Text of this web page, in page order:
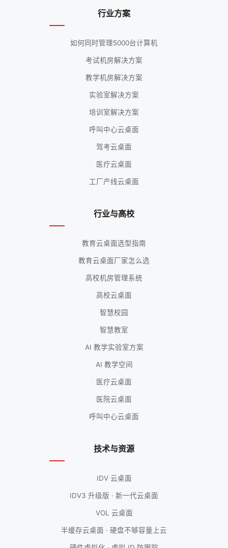
行业方案
如何同时管理5000台计算机
考试机房解决方案
教学机房解决方案
实验室解决方案
培训室解决方案
呼叫中心云桌面
驾考云桌面
医疗云桌面
工厂产线云桌面
行业与高校
教育云桌面选型指南
教育云桌面厂家怎么选
高校机房管理系统
高校云桌面
智慧校园
智慧教室
AI 教学实验室方案
AI 教学空间
医疗云桌面
医院云桌面
呼叫中心云桌面
技术与资源
IDV 云桌面
IDV3 升级版 · 新一代云桌面
VOL 云桌面
半缓存云桌面 · 硬盘不够容量上云